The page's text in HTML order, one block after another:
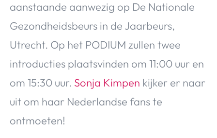
aanstaande aanwezig op De Nationale
Gezondheidsbeurs in de Jaarbeurs,
Utrecht. Op het PODIUM zullen twee
introducties plaatsvinden om 11:00 uur en
om 15:30 uur. Sonja Kimpen kijker er naar
uit om haar Nederlandse fans te
ontmoeten!